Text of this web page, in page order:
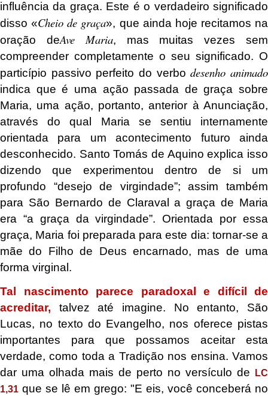
influência da graça. Este é o verdadeiro significado
disso «Cheio de graça», que ainda hoje recitamos na
oração deAve Maria, mas muitas vezes sem
compreender completamente o seu significado. O
particípio passivo perfeito do verbodesenho animado
indica que é uma ação passada de graça sobre
Maria, uma ação, portanto, anterior à Anunciação,
através do qual Maria se sentiu internamente
orientada para um acontecimento futuro ainda
desconhecido. Santo Tomás de Aquino explica isso
dizendo que experimentou dentro de si um
profundo “desejo de virgindade”; assim também
para São Bernardo de Claraval a graça de Maria
era “a graça da virgindade”. Orientada por essa
graça, Maria foi preparada para este dia: tornar-se a
mãe do Filho de Deus encarnado, mas de uma
forma virginal.
Tal nascimento parece paradoxal e difícil de
acreditar, talvez até imagine. No entanto, São
Lucas, no texto do Evangelho, nos oferece pistas
importantes para que possamos aceitar esta
verdade, como toda a Tradição nos ensina. Vamos
dar uma olhada mais de perto no versículo de
LC
1,31 que se lê em grego: "E eis, você conceberá no